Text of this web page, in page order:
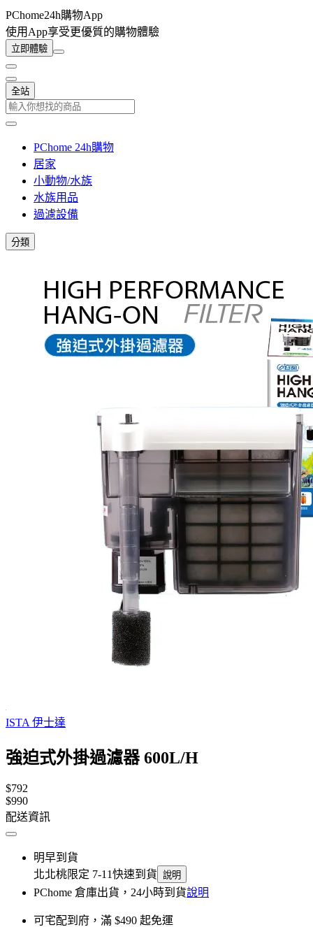
PChome24h購物App
使用App享受更優質的購物體驗
立即體驗
全站
PChome 24h購物
居家
小動物/水族
水族用品
過濾設備
分類
ISTA 伊士達
強迫式外掛過濾器 600L/H
$792
$990
配送資訊
明早到貨
北北桃限定 7-11快速到貨 說明
PChome 倉庫出貨，24小時到貨說明
可宅配到府，滿 $490 起免運